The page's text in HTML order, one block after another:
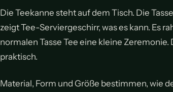
Die Teekanne steht auf dem Tisch. Die
zeigt Tee-Serviergeschirr, was es kann. Es
normalen Tasse Tee eine kleine
praktisch.
Material, Form und Größe bestimmen, wie